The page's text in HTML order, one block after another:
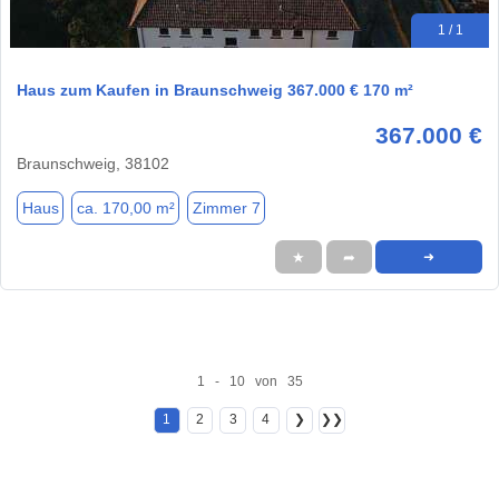
1 / 1
Haus zum Kaufen in Braunschweig 367.000 € 170 m²
367.000 €
Braunschweig, 38102
Haus ca. 170,00 m² Zimmer 7
★ ➦ ➜
1 - 10 von 35
1 2 3 4 ❯ ❯❯